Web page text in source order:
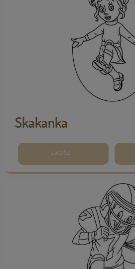
Skakanka
zapisz